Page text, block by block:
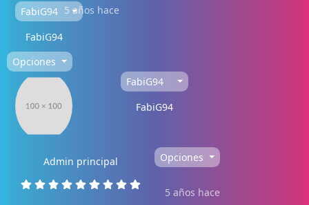
FabiG94
FabiG94
5 años hace
Opciones
FabiG94
FabiG94
Admin principal Opciones
5 años hace